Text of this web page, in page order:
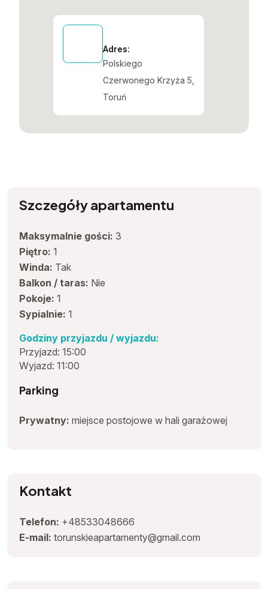
Adres:
Polskiego
Czerwonego Krzyża 5,
Toruń
Szczegóły apartamentu
Maksymalnie gości: 3
Piętro: 1
Winda: Tak
Balkon / taras: Nie
Pokoje: 1
Sypialnie: 1
Godziny przyjazdu / wyjazdu:
Przyjazd: 15:00
Wyjazd: 11:00
Parking
Prywatny: miejsce postojowe w hali garażowej
Kontakt
Telefon: +48533048666
E-mail: torunskieapartamenty@gmail.com